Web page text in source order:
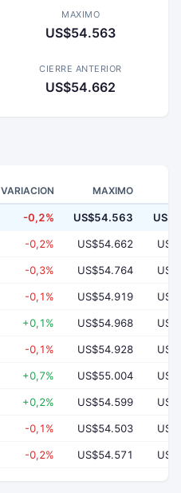
MAXIMO
US$54.563
CIERRE ANTERIOR
US$54.662
VARIACION MAXIMO
-0,2% US$54.563
-0,2% US$54.662
-0,3% US$54.764
-0,1% US$54.919
+0,1% US$54.968
-0,1% US$54.928
+0,7% US$55.004
+0,2% US$54.599
-0,1% US$54.503
-0,2% US$54.571